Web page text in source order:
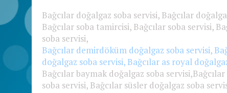
Bağcılar doğalgaz soba servisi, Bağcılar
Bağcılar soba tamircisi, Bağcılar soba servisi,
soba servisi,
Bağcılar demirdöküm doğalgaz soba servisi,
doğalgaz soba servisi, Bağcılar as royal
Bağcılar baymak doğalgaz soba
soba servisi, Bağcılar süsler doğalgaz soba